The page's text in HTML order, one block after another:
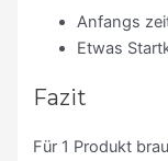
Anfangs
Etwas
Fazit
Für 1 Produkt